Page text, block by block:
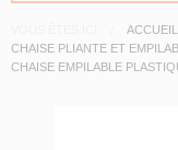
ACCUEIL
CHAISE PLIANTE ET
CHAISE EMPILABLE